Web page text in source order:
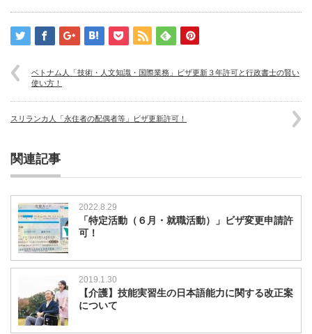
ベトナム人「技術・人文知識・国際業務」ビザ更新３年許可と行政書士の賢い
使い方！
スリランカ人「永住者の配偶者等」ビザ更新許可！
関連記事
2022.8.29
「特定活動（６月・就職活動）」ビザ変更申請許
可！
2019.1.30
【介護】技能実習生の日本語能力に関する改正案
について